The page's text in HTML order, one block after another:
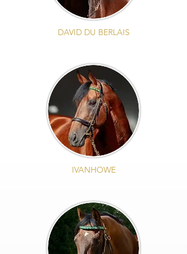
DAVID DU BERLAIS
IVANHOWE